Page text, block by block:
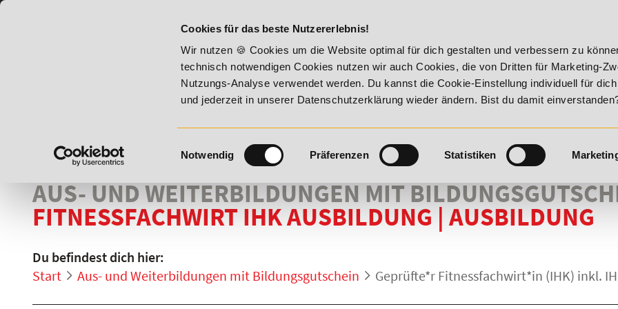
Cookies für das beste Nutzererlebnis!
Wir nutzen 🍪 Cookies um die Website optimal für dich gestalten und verbessern zu
technisch notwendigen Cookies nutzen wir auch Cookies, die von Dritten für Marketing-
Nutzungs-Analyse verwendet werden. Du kannst die Cookie-Einstellung individuell für
und jederzeit in unserer Datenschutzerklärung wieder ändern. Bist du damit
Einwilligungsauswahl
Notwendig Präferenzen Statistiken
20% Rabatt bis 17. August 2026 - Summer Vitality! 20% Rabatt bis 17. August
AUS- UND WEITERBILDUNGEN MIT
FITNESSFACHWIRT IHK AUSBILDUNG | AUSBILDUNG
Du befindest dich hier:
Start
Aus- und Weiterbildungen mit Bildungsgutschein Geprüfte*r Fitnessfachwirt*in (IHK) inkl.